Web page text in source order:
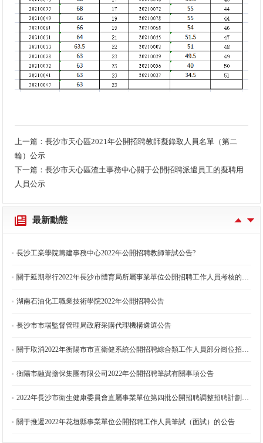
上一篇：長沙市天心區2021年公開招聘教師擬錄取人員名單（第二
輪）公示
下一篇：長沙市天心區渣土事務中心關于公開招聘派遣員工的擬聘用
人員公示
最新動態
長沙工業學院籌建事務中心2022年公開招聘教師入圍考核環節人員名單及考核有關事項的公告
長沙工業學院籌建事務中心2022年公開招聘教師資格復審通知
長沙工業學院籌建事務中心2022年公開招聘教師筆試公告?
湖南石油化工職業技術學院2022年公開招聘公告
長沙市市場監督管理局政府采購代理機構遴選公告
衡陽市融資擔保集團有限公司2022年公開招聘筆試有關事項公告
關于推遲2022年花垣縣事業單位公開招聘工作人員筆試（面試）的公告